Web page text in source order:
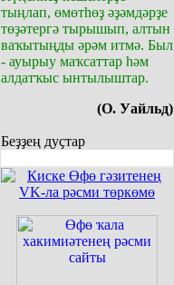
тыңлап, өмөтһөҙ әҙәмдәрҙе
төҙәтергә тырышып, алтын
ваҡытыңды әрәм итмә. Был
- ауырыу маҡсаттар һәм
алдатҡыс ынтылыштар.
(О. Уайльд)
Беҙҙең дуҫтар